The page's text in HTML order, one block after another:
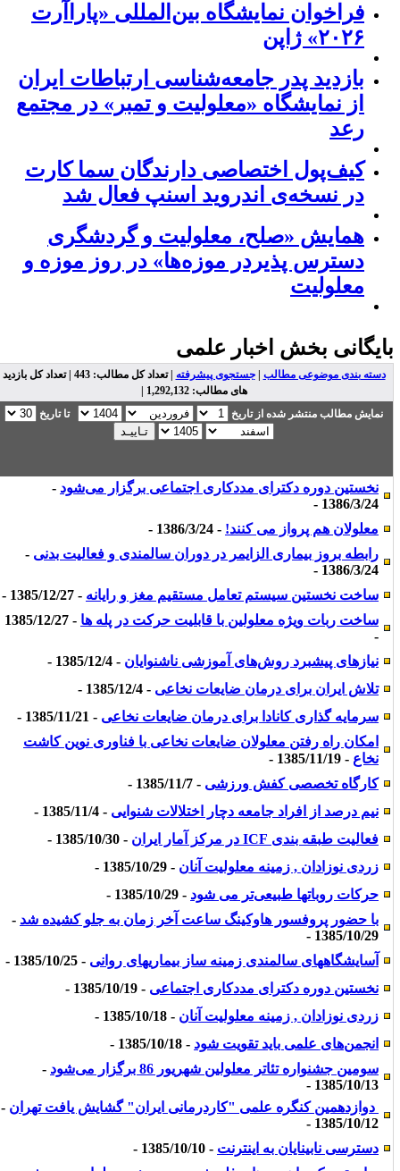
فراخوان نمایشگاه بین‌المللی «پاراآرت
۲۰۲۶» ژاپن
بازدید پدر جامعه‌شناسی ارتباطات ایران
از نمایشگاه «معلولیت و تمبر» در مجتمع
رعد
کیف‌پول اختصاصی دارندگان سما کارت
در نسخه‌ی اندروید اسنپ فعال شد
همایش «صلح، معلولیت و گردشگری
دسترس پذیردر موزه‌ها» در روز موزه و
معلولیت
بخش اخبار علمی
دسته بندی موضوعی مطالب|جستجوی پیشرفته
| تعداد کل مطالب: 443 | تعداد کل بازدید
های مطالب: 1,292,132 |
نمایش مطالب منتشر شده از تاریخ
تا تاریخ
نخستین دوره دکترای مددکاری اجتماعی برگزار می‌شود-
1386/3/24 -
معلولان هم پرواز می کنند!- 1386/3/24 -
رابطه بروز بیماری الزایمر در دوران سالمندی و فعالیت بدنی-
1386/3/24 -
ساخت نخستین سیستم تعامل مستقیم مغز و رایانه- 1385/12/27 -
ساخت ربات ویژه معلولین با قابلیت حرکت در پله ها
- 1385/12/27
-
نیازهای پیشبرد روش‌های آموزشی ناشنوایان- 1385/12/4 -
تلاش ایران برای درمان ضایعات نخاعی- 1385/12/4 -
سرمایه گذاری کانادا برای درمان ضایعات نخاعی- 1385/11/21 -
امکان راه رفتن معلولان ضایعات نخاعی با فناوری نوین کاشت
نخاع- 1385/11/19 -
کارگاه تخصصی کفش ورزشی- 1385/11/7 -
نیم درصد از افراد جامعه دچار اختلالات شنوایی- 1385/11/4 -
فعالیت طبقه بندی ICF در مرکز آمار ایران
- 1385/10/30 -
زردی نوزادان , زمینه معلولیت آنان- 1385/10/29 -
حرکات روباتها طبیعی‌‌تر می شود- 1385/10/29 -
با حضور پروفسور هاوکینگ ساعت آخر زمان به جلو کشیده شد-
1385/10/29 -
آسایشگاههای سالمندی زمینه ساز بیماریهای روانی- 1385/10/25 -
نخستین دوره دکترای مددکاری اجتماعی- 1385/10/19 -
زردی نوزادان , زمینه معلولیت آنان- 1385/10/18 -
انجمن‌های علمی باید تقویت شود- 1385/10/18 -
سومین جشنواره تئاتر معلولین شهریور 86 برگزار می‌شود
-
1385/10/13 -
‬ دوازدهمین کنگره علمی "کاردرمانی ایران" گشایش یافت تهران -
1385/10/12 -
دسترسی نابینایان به اینترنت- 1385/10/10 -